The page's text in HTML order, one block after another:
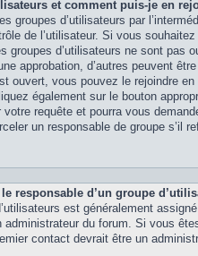
et comment puis-je en
groupes d’utilisateurs par
de l’utilisateur. Si vous
groupes d’utilisateurs ne sont pas
approbation, d’autres peuvent
ouvert, vous pouvez le rejoindre en
également sur le bouton
votre requête et pourra vous
un responsable de groupe s’il
responsable d’un groupe
est généralement
du forum. Si vous
contact devrait être un